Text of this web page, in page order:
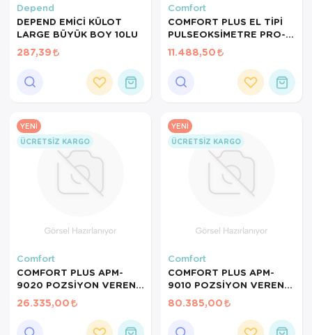
Sarf Malzemeleri
Yara Bakım Ürünleri
Depend
DEPEND EMİCİ KÜLOT
LARGE BÜYÜK BOY 10LU
287,39
Comfort
COMFORT PLUS EL TİPİ
PULSEOKSİMETRE PRO-
PM350 NELLCOR PROB
UYUMLU ŞARJ EDİLEBİLİR
ALARMLI EL TİPİ
PEDİATRİK PROB İLE
11.488,50
YENI
ÜCRETSIZ KARGO
Comfort
COMFORT PLUS APM-
9020 POZSİYON VEREN
HAVALI YATAK
26.335,00
YENI
ÜCRETSIZ KARGO
Comfort
COMFORT PLUS APM-
9010 POZSİYON VEREN
HAVALI YATAK
80.385,00